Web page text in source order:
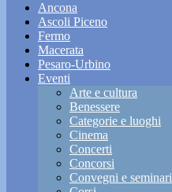
Ancona
Ascoli Piceno
Fermo
Macerata
Pesaro-Urbino
Eventi
Arte e cultura
Benessere
Categorie e luoghi
Cinema
Concerti
Concorsi
Convegni e seminari